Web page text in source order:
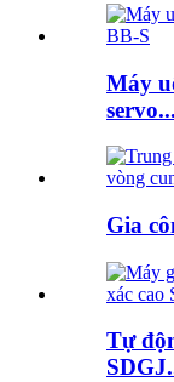
Máy
servo...
Gia
Tự